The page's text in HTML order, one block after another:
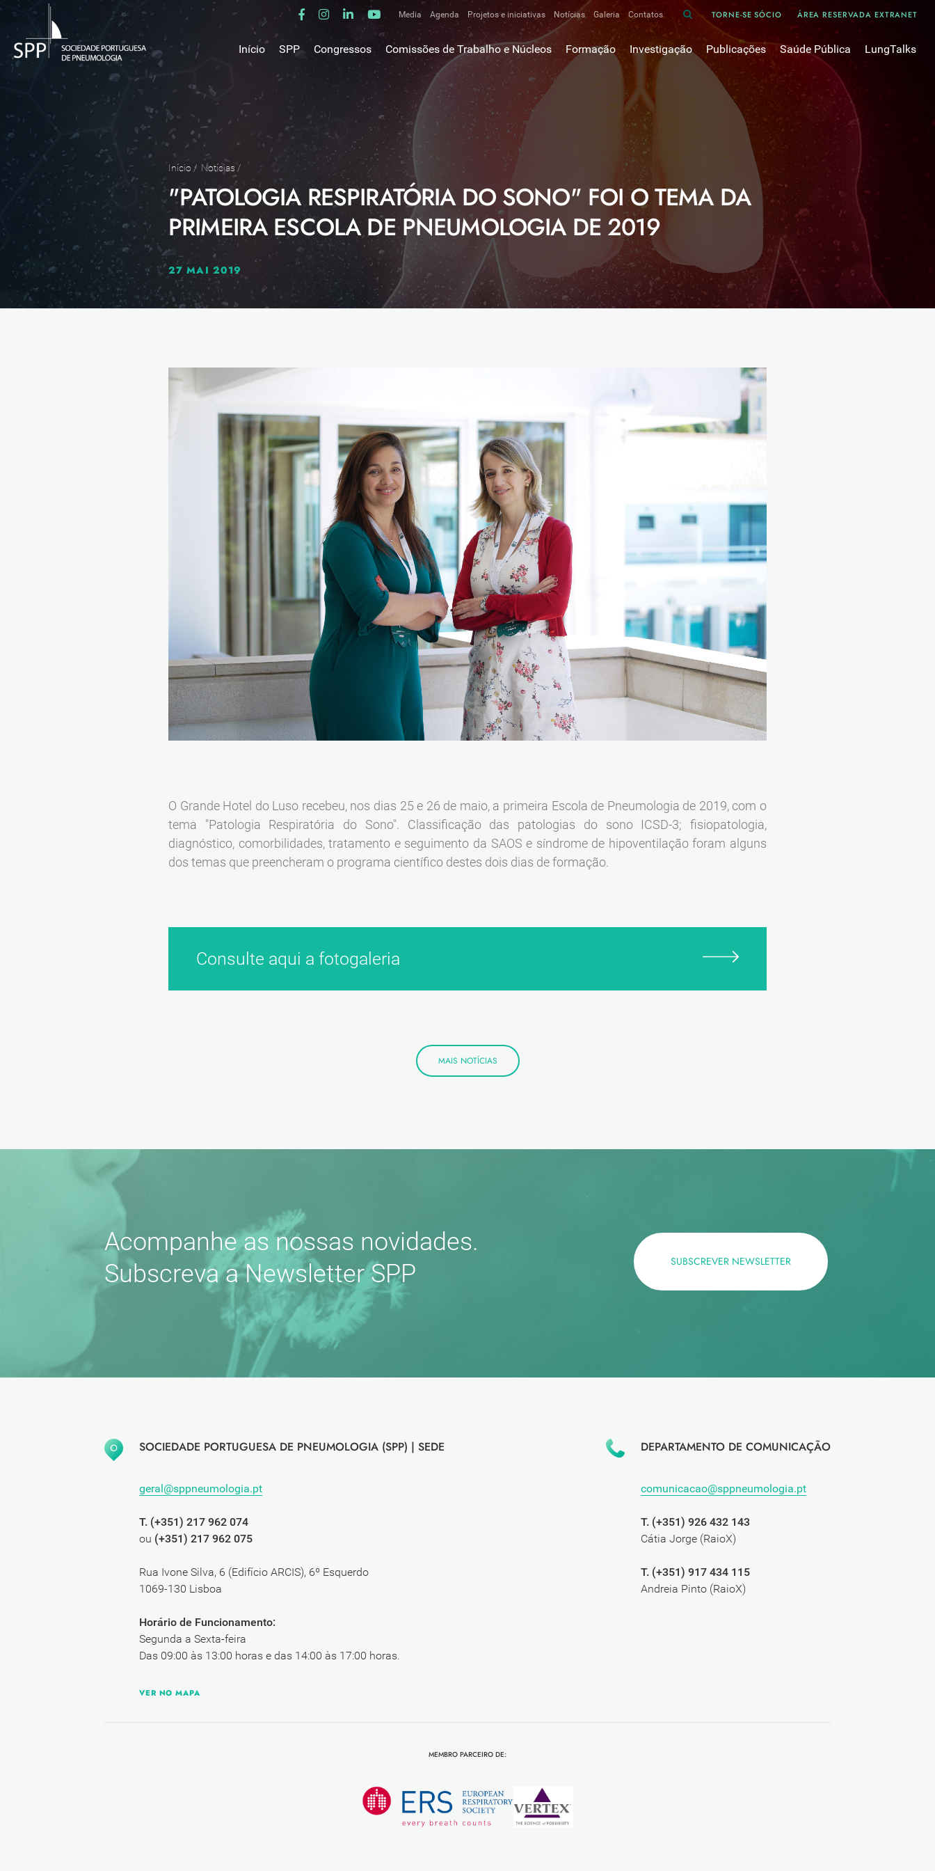
Media
Comunicados de imprensa
Clipping
Agenda Projetos e iniciativas Notícias Galeria Contatos TORNE-SE SÓCIO ÁREA RESERVADA EXTRANET
Início SPP
Mensagem do Presidente
Estrutura
Núcleo Museológico
Parceiros
Como tornar-se sócio
Medalhas de ouro SPP
Congressos Comissões de Trabalho e Núcleos
Comissões de trabalho
Alergologia Respiratória
Bronquiectasias
Cirurgia Torácica
Doente Crítico Respiratório
Doenças do Interstício Pulmonar
Doenças Ocupacionais e do Ambiente
Doenças Vasculares Pulmonares
Fisiopatologia Respiratória e DPOC
Infecciologia Respiratória
Patologia Respiratória do Sono
Pneumologia Oncológica
Núcleo de Cardiopneumologistas
Núcleo de Enfermeiros
Núcleo de Fisioterapeutas Respiratórios
Núcleo Jovens Pneumologistas
Grupo de Estudos Défice de Alfa-1 Antitripsina
Núcleo de Estudo de Fibrose Quística
Formação
Escola da Ciência
Hot Topics em Pneumologia
Fórum das Comissões de Trabalho
Outros cursos
Investigação
Bases de dados
Prémios e Bolsas
Projectos de Investigação
Publicações
Divulgação
Oxigénio
Revistas Científicas
Pulmonology
Pesquisa Bibliográfica
Revistas Médicas
Revisões, Recomendações e Tomadas de Posição
50 anos Sociedade Portuguesa de Pneumologia
Livros Publicados
Saúde Pública
Cancro do pulmão
Cuidados Respiratórios Domiciliários
Dispositivos Inalatórios
DPOC
Tabagismo
Tuberculose
LungTalks
Início / Notícias /
"PATOLOGIA RESPIRATÓRIA DO SONO" FOI O TEMA DA
PRIMEIRA ESCOLA DE PNEUMOLOGIA DE 2019
27 MAI 2019
O Grande Hotel do Luso recebeu, nos dias 25 e 26 de maio, a primeira Escola de Pneumologia de 2019, com o
tema "Patologia Respiratória do Sono". Classificação das patologias do sono ICSD-3; fisiopatologia,
diagnóstico, comorbilidades, tratamento e seguimento da SAOS e síndrome de hipoventilação foram alguns
dos temas que preencheram o programa científico destes dois dias de formação.
Consulte aqui a fotogaleria
MAIS NOTÍCIAS
Acompanhe as nossas novidades.
Subscreva a Newsletter SPP
SUBSCREVER NEWSLETTER
SOCIEDADE PORTUGUESA DE PNEUMOLOGIA (SPP) | SEDE
geral@sppneumologia.pt
T. (+351) 217 962 074
ou (+351) 217 962 075
Rua Ivone Silva, 6 (Edifício ARCIS), 6º Esquerdo
1069-130 Lisboa
Horário de Funcionamento:
Segunda a Sexta-feira
Das 09:00 às 13:00 horas e das 14:00 às 17:00 horas.
VER NO MAPA
DEPARTAMENTO DE COMUNICAÇÃO
comunicacao@sppneumologia.pt
T. (+351) 926 432 143
Cátia Jorge (RaioX)
T. (+351) 917 434 115
Andreia Pinto (RaioX)
MEMBRO PARCEIRO DE: